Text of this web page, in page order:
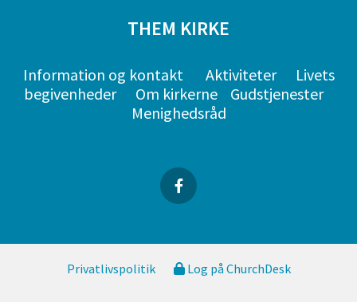
THEM KIRKE
Information og kontakt Aktiviteter
Livets
begivenheder
Om kirkerne
Gudstjenester
Menighedsråd
Privatlivspolitik Log på ChurchDesk